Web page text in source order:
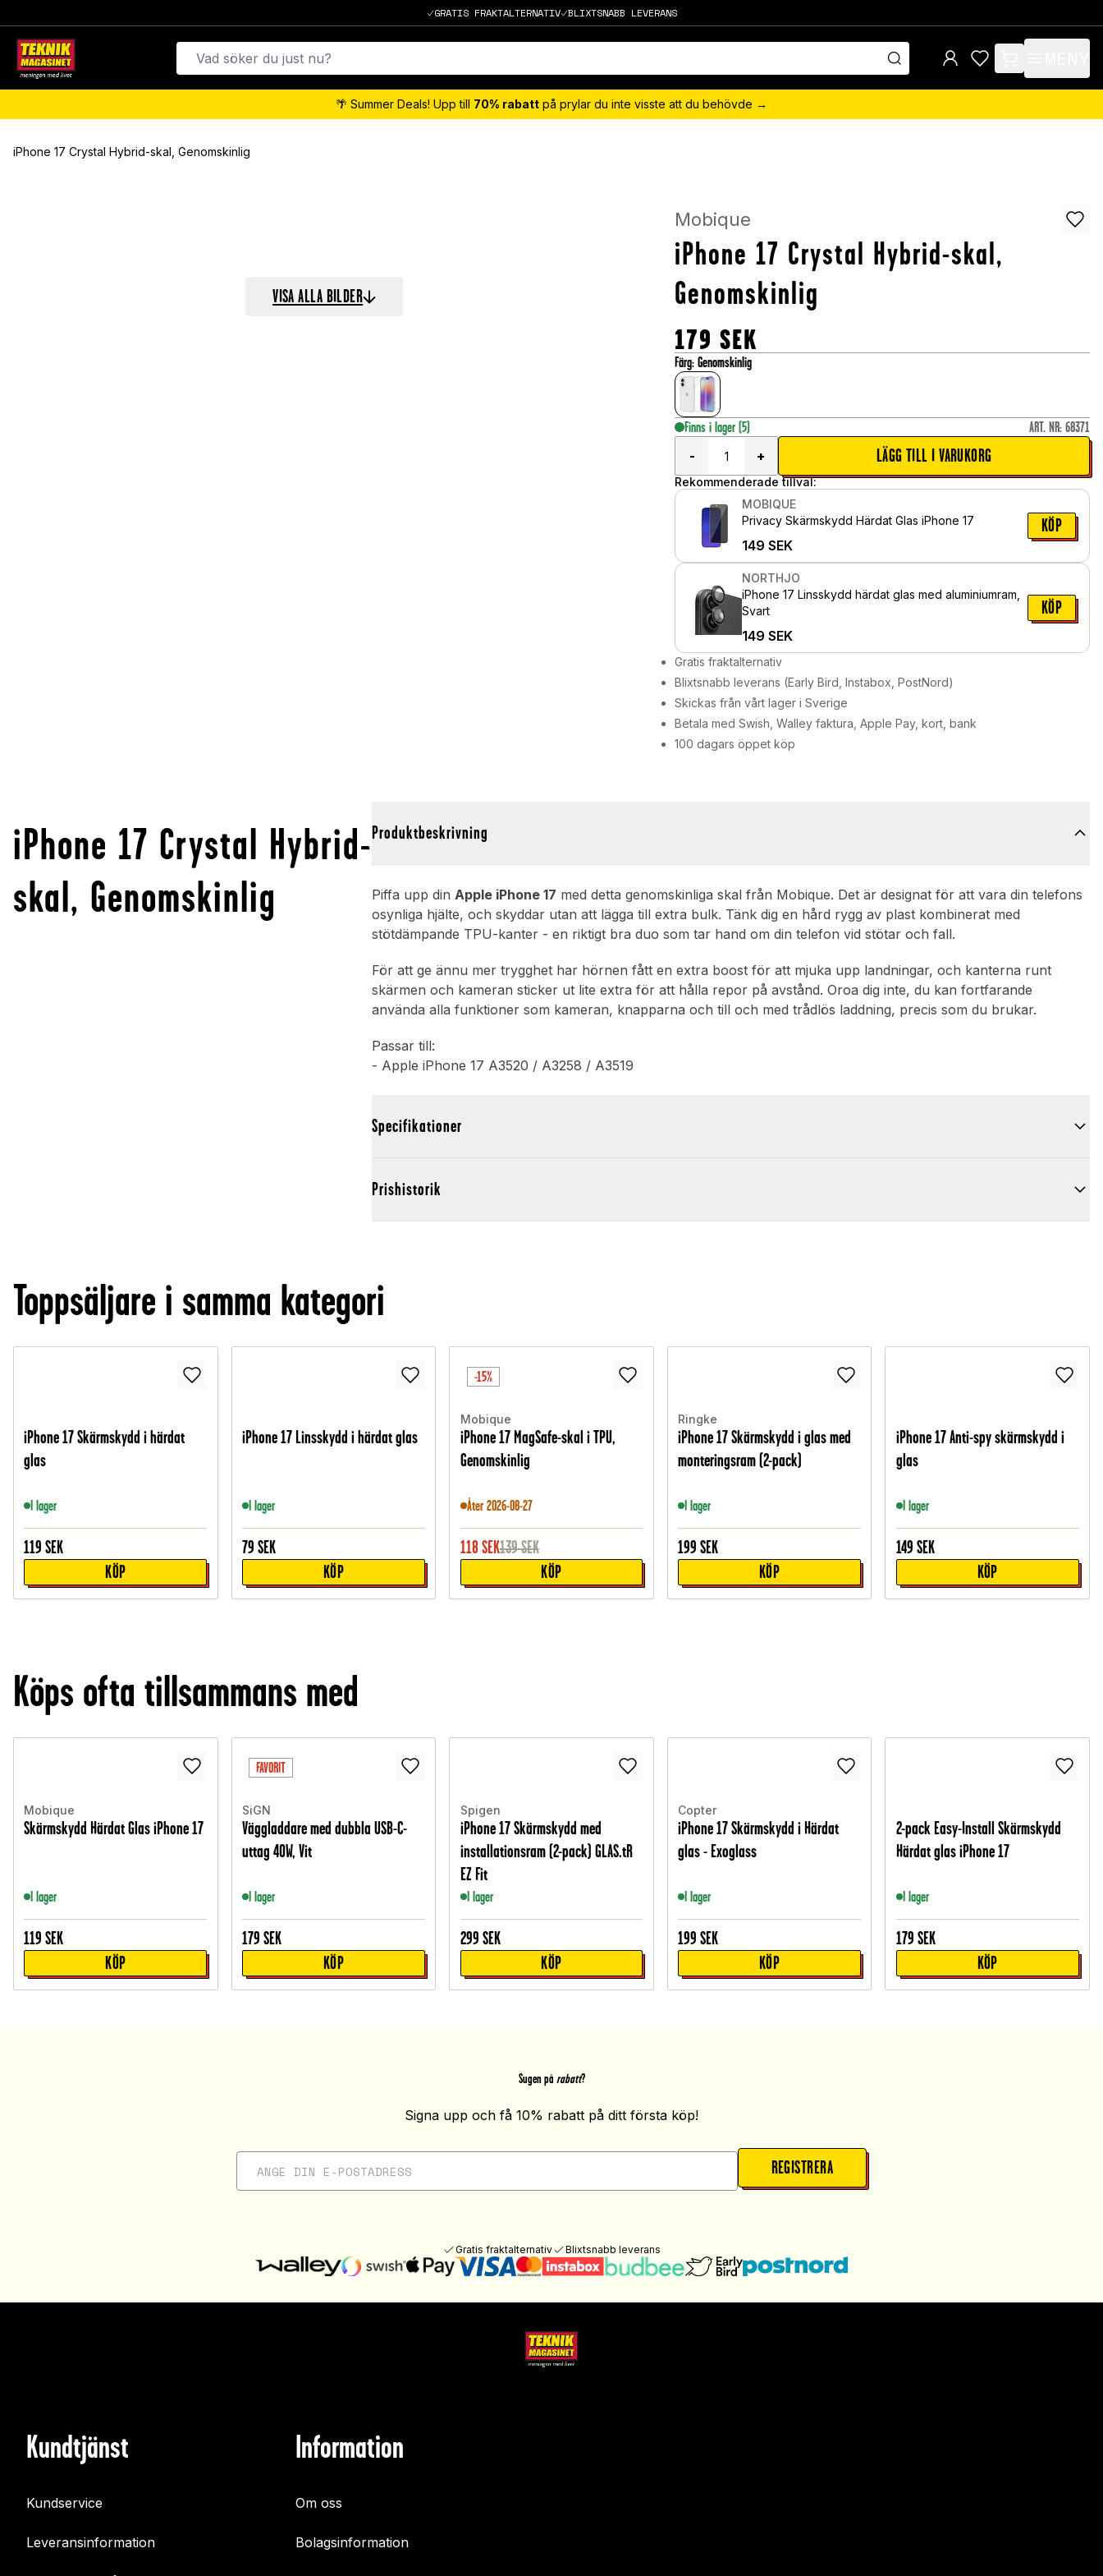
GRATIS FRAKTALTERNATIV BLIXTSNABB LEVERANS
items in cart, view
🌴 Summer Deals! Upp till 70% rabatt på prylar du inte visste att du behövde →
iPhone 17 Crystal Hybrid-skal, Genomskinlig
VISA ALLA BILDER
Mobique
iPhone 17 Crystal Hybrid-skal,
Genomskinlig
179 SEK
Färg:Genomskinlig
Finns i lager (5) ART. NR: 68371
-
+ LÄGG TILL I VARUKORG
Rekommenderade tillval:
MOBIQUE
Privacy Skärmskydd Härdat Glas iPhone 17
149 SEK
KÖP
NORTHJO
iPhone 17 Linsskydd härdat glas med aluminiumram,
Svart
149 SEK
KÖP
Gratis fraktalternativ
Blixtsnabb leverans (Early Bird, Instabox, PostNord)
Skickas från vårt lager i Sverige
Betala med Swish, Walley faktura, Apple Pay, kort, bank
100 dagars öppet köp
iPhone 17 Crystal Hybrid-
skal, Genomskinlig
Produktbeskrivning
Piffa upp dinApple iPhone 17 med detta genomskinliga skal från Mobique. Det är designat för att vara din telefons
osynliga hjälte, och skyddar utan att lägga till extra bulk. Tänk dig en hård rygg av plast kombinerat med
stötdämpande TPU-kanter - en riktigt bra duo som tar hand om din telefon vid stötar och fall.
För att ge ännu mer trygghet har hörnen fått en extra boost för att mjuka upp landningar, och kanterna runt
skärmen och kameran sticker ut lite extra för att hålla repor på avstånd. Oroa dig inte, du kan fortfarande
använda alla funktioner som kameran, knapparna och till och med trådlös laddning, precis som du brukar.
Passar till:
- Apple iPhone 17 A3520 / A3258 / A3519
Specifikationer
Prishistorik
Toppsäljare i samma kategori
iPhone 17 Skärmskydd i härdat
glas
I lager
119 SEK
KÖP
iPhone 17 Linsskydd i härdat glas
I lager
79 SEK
KÖP
-15%
Mobique
iPhone 17 MagSafe-skal i TPU,
Genomskinlig
Åter 2026-08-27
118SEK139SEK
KÖP
Ringke
iPhone 17 Skärmskydd i glas med
monteringsram (2-pack)
I lager
199 SEK
KÖP
iPhone 17 Anti-spy skärmskydd i
glas
I lager
149 SEK
KÖP
Köps ofta tillsammans med
Mobique
Skärmskydd Härdat Glas iPhone 17
I lager
119 SEK
KÖP
FAVORIT
SiGN
Väggladdare med dubbla USB-C-
uttag 40W, Vit
I lager
179 SEK
KÖP
Spigen
iPhone 17 Skärmskydd med
installationsram (2-pack) GLAS.tR
EZ Fit
I lager
299 SEK
KÖP
Copter
iPhone 17 Skärmskydd i Härdat
glas - Exoglass
I lager
199 SEK
KÖP
2-pack Easy-Install Skärmskydd
Härdat glas iPhone 17
I lager
179 SEK
KÖP
Sugen på rabatt?
Signa upp och få 10% rabatt på ditt första köp!
REGISTRERA
Gratis fraktalternativ Blixtsnabb leverans
Kundtjänst
Kundservice
Leveransinformation
Information
Om oss
Bolagsinformation